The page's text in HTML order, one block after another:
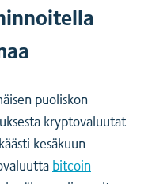
puoliskon
kryptovaluutat
kesäkuun
bitcoin